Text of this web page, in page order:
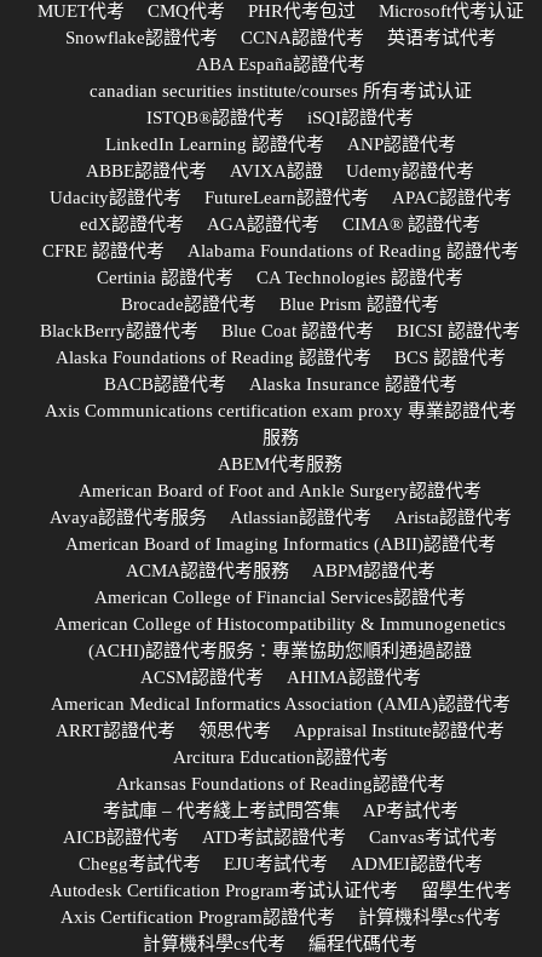
MUET代考
CMQ代考 PHR代考包过
Microsoft代考认证
Snowflake認證代考
CCNA認證代考
英语考试代考
ABA España認證代考
canadian securities institute/courses 所有考试认证
ISTQB®認證代考
iSQI認證代考
LinkedIn Learning 認證代考
ANP認證代考
ABBE認證代考
AVIXA認證
Udemy認證代考
Udacity認證代考
FutureLearn認證代考
APAC認證代考
edX認證代考
AGA認證代考
CIMA® 認證代考
CFRE 認證代考
Alabama Foundations of Reading 認證代考
Certinia 認證代考
CA Technologies 認證代考
Brocade認證代考
Blue Prism 認證代考
BlackBerry認證代考
Blue Coat 認證代考
BICSI 認證代考
Alaska Foundations of Reading 認證代考
BCS 認證代考
BACB認證代考
Alaska Insurance 認證代考
Axis Communications certification exam proxy 專業認證代考
服務
ABEM代考服務
American Board of Foot and Ankle Surgery認證代考
Avaya認證代考服务
Atlassian認證代考
Arista認證代考
American Board of Imaging Informatics (ABII)認證代考
ACMA認證代考服務
ABPM認證代考
American College of Financial Services認證代考
American College of Histocompatibility & Immunogenetics
(ACHI)認證代考服务：專業協助您順利通過認證
ACSM認證代考
AHIMA認證代考
American Medical Informatics Association (AMIA)認證代考
ARRT認證代考
领思代考
Appraisal Institute認證代考
Arcitura Education認證代考
Arkansas Foundations of Reading認證代考
考試庫 – 代考綫上考試問答集
AP考試代考
AICB認證代考
ATD考試認證代考
Canvas考试代考
Chegg考試代考
EJU考試代考
ADMEI認證代考
Autodesk Certification Program考试认证代考
留學生代考
Axis Certification Program認證代考
計算機科學cs代考
計算機科學cs代考
編程代碼代考